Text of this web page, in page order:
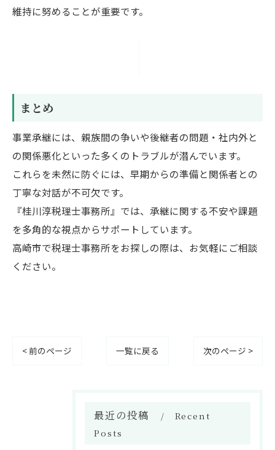
維持に努めることが重要です。
まとめ
事業承継には、親族間の争いや後継者の問題・社内外と
の関係悪化といった多くのトラブルが潜んでいます。
これらを未然に防ぐには、早期からの準備と関係者との
丁寧な対話が不可欠です。
『桂川淳税理士事務所』では、承継に関する不安や課題
を多角的な視点からサポートしています。
高崎市で税理士事務所をお探しの際は、お気軽にご相談
ください。
< 前のページ 一覧に戻る 次のページ >
最近の投稿
Recent
Posts